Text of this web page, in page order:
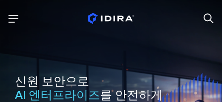
신원 보안으로
AI 엔터프라이즈를 안전하게